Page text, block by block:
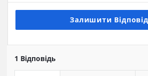
Залишити
1 Відповідь